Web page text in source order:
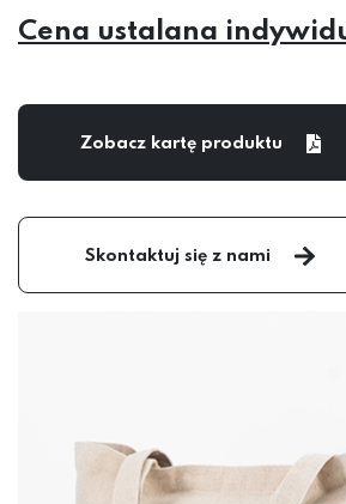
Cena ustalana
Zobacz kartę produktu
Skontaktuj się z nami